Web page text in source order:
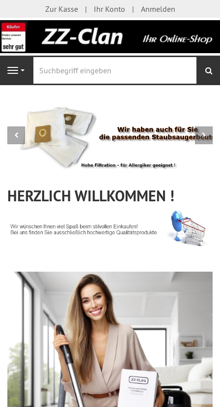
Zur Kasse Ihr Konto Anmelden
Navigation
HERZLICH WILLKOMMEN !